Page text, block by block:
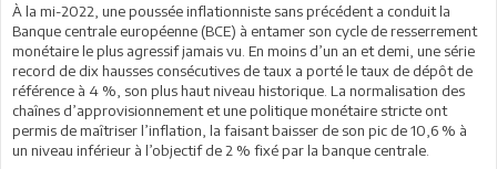
À la mi-2022, une poussée inflationniste sans précédent a conduit la
Banque centrale européenne (BCE) à entamer son cycle de resserrement
monétaire le plus agressif jamais vu. En moins d’un an et demi, une série
record de dix hausses consécutives de taux a porté le taux de dépôt de
référence à 4 %, son plus haut niveau historique. La normalisation des
chaînes d’approvisionnement et une politique monétaire stricte ont
permis de maîtriser l’inflation, la faisant baisser de son pic de 10,6 % à
un niveau inférieur à l’objectif de 2 % fixé par la banque centrale.